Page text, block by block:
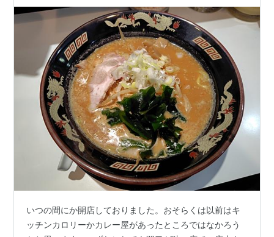
いつの間にか開店しておりました。おそらくは以前はキ
ッチンカロリーかカレー屋があったところではなかろう